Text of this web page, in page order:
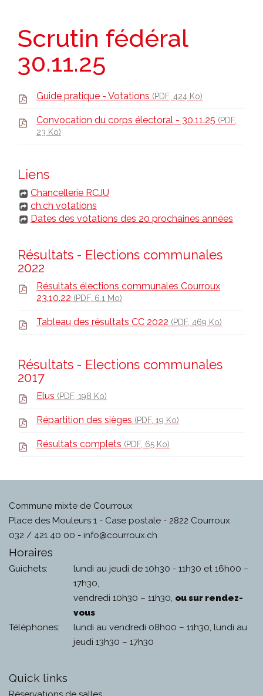
Scrutin fédéral
30.11.25
Guide pratique - Votations (PDF, 424 Ko)
Convocation du corps électoral - 30.11.25 (PDF,
23 Ko)
Liens
Chancellerie RCJU
ch.ch votations
Dates des votations des 20 prochaines années
Résultats - Elections communales
2022
Résultats élections communales Courroux
23.10.22 (PDF, 6.1 Mo)
Tableau des résultats CC 2022 (PDF, 469 Ko)
Résultats - Elections communales
2017
Elus (PDF, 198 Ko)
Répartition des sièges (PDF, 19 Ko)
Résultats complets (PDF, 65 Ko)
Commune mixte de Courroux
Place des Mouleurs 1 - Case postale - 2822 Courroux
032 / 421 40 00 - info@courroux.ch
Horaires
Guichets:
lundi au jeudi de 10h30 - 11h30 et 16h00 –
17h30,
vendredi 10h30 – 11h30, ou sur rendez-
vous
Téléphones:
lundi au vendredi 08h00 – 11h30, lundi au
jeudi 13h30 – 17h30
Quick links